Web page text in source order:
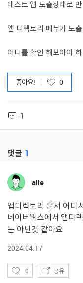
테스트 앱 노출상태로
앱 디렉토리 메뉴가 노
어디를 확인 해보아야
좋아요! 0
1
댓글 1
alle
앱디렉토리 문서 어디
네이버웍스에서 앱디
는 아닌것 같아요
2024.04.17
좋
0 공유